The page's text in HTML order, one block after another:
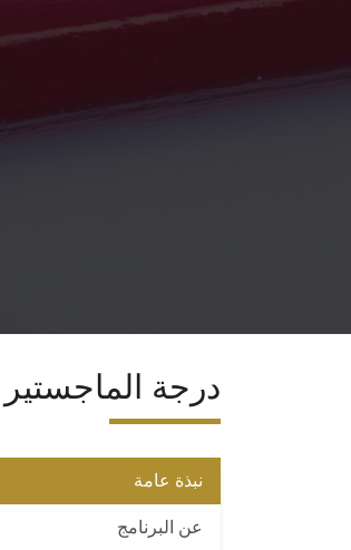
درجة
نبذة عامة
عن البرنامج